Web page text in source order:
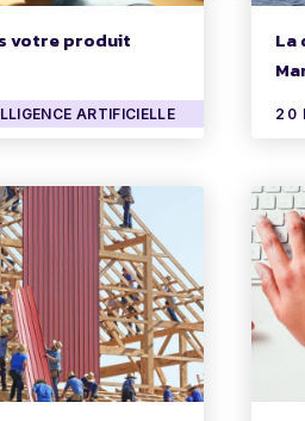
votre produit
ARTIFICIELLE
La